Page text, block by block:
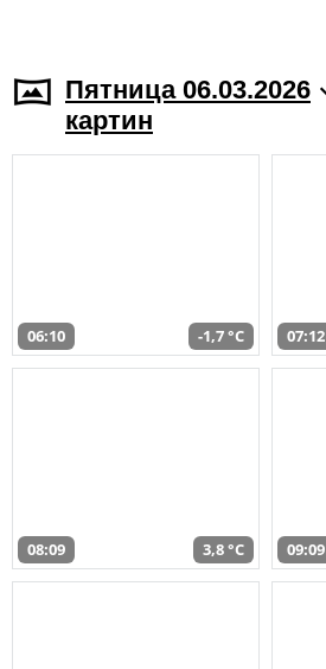
Пятница 06.03.2026
картин
06:10 -1,7 °C 07:12
08:09 3,8 °C 09:09